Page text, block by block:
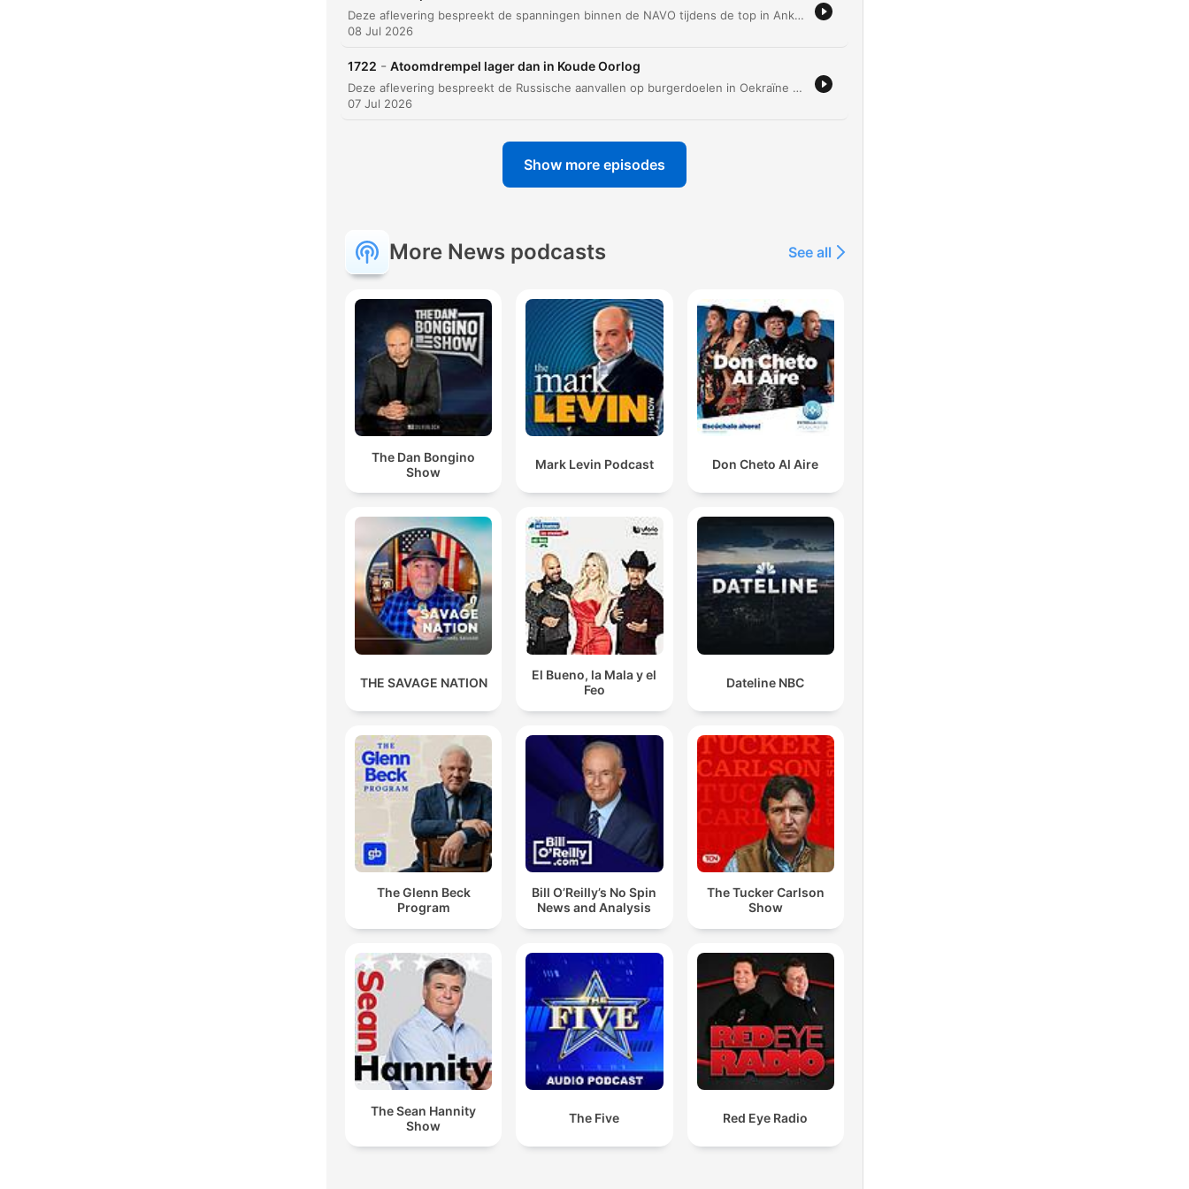
Deze aflevering bespreekt de spanningen binnen de NAVO tijdens de top in Ankara, waarbij de onvoorspelbare houding van Trump en de reactie van Rutte centraal staan. Daarnaast wordt de verschuiving in defensie-aankopen naar Europa en de groeiende militaire samenwerking met Oekraïne belicht. Verder wordt de escalerende militaire spanning in Oekraïne behandeld, met specifieke aandacht voor de kwetsbaarheid van de Russische logistiek en de Krim. Tot slot wordt de toenemende dreiging in het Midden-Oosten en de confrontatie tussen de VS en Iran besproken.
08 Jul 2026
1722 - Atoomdrempel lager dan in Koude Oorlog
Deze aflevering bespreekt de Russische aanvallen op burgerdoelen in Oekraïne en de beperkte mogelijkheden van het Westen om hier effectief op te reageren door een uitgeput arsenaal. Daarnaast wordt de complexiteit van de escalatieladder en mogelijke Russische provocaties tegen de NAVO geanalyseerd. De discussie behandelt verder de risico's van Russische escalatie en de werking van nucleaire afschrikking. De sprekers analyseren scenario's waarbij Poetin kleine territoriale winsten kan proberen te behalen in gebieden met weinig NAVO-troepen en bespreken de veranderende drempel voor het gebruik van kernwapens.
07 Jul 2026
Show more episodes
More News podcasts See all
The Dan Bongino
Show
Mark Levin Podcast Don Cheto Al Aire
THE SAVAGE NATION
El Bueno, la Mala y el
Feo
Dateline NBC
The Glenn Beck
Program
Bill O’Reilly’s No Spin
News and Analysis
The Tucker Carlson
Show
The Sean Hannity
Show
The Five Red Eye Radio